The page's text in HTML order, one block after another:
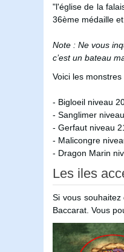
"l'église de la
36ème médaille
Note : Ne vous
c’est un bateau
Voici les
- Bigloeil niveau
- Sanglimer
- Gerfaut niveau
- Malicongre
- Dragon Marin
Les iles
Si vous
Baccarat. Vous